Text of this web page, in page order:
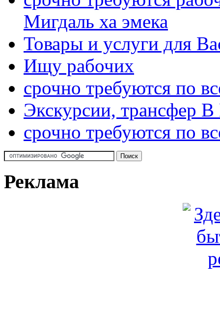
Мигдаль ха эмека
Товары и услуги для
Ищу рабочих
срочно требуются по
Экскурсии, трансфер В
срочно требуются по
Реклама